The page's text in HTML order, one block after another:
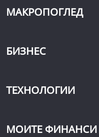
МАКРОПОГЛЕД
БИЗНЕС
ТЕХНОЛОГИИ
МОИТЕ ФИНАНСИ